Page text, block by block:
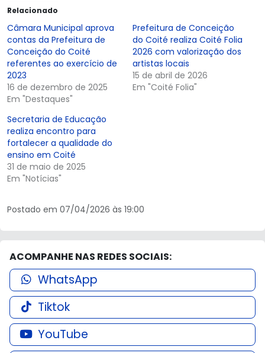
Relacionado
Câmara Municipal aprova
contas da Prefeitura de
Conceição do Coité
referentes ao exercício de
2023
16 de dezembro de 2025
Em "Destaques"
Prefeitura de Conceição
do Coité realiza Coité Folia
2026 com valorização dos
artistas locais
15 de abril de 2026
Em "Coité Folia"
Secretaria de Educação
realiza encontro para
fortalecer a qualidade do
ensino em Coité
31 de maio de 2025
Em "Notícias"
Postado em 07/04/2026 às 19:00
ACOMPANHE NAS REDES SOCIAIS:
WhatsApp
Tiktok
YouTube